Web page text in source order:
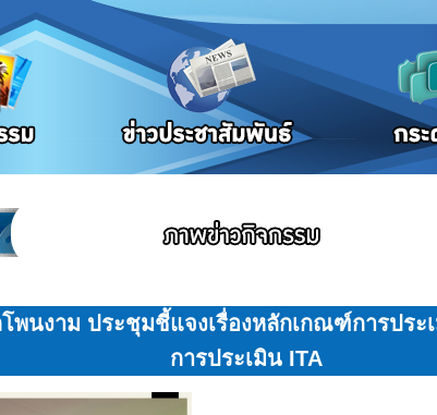
พนงาม ประชุมชี้แจงเรื่องหลักเกณฑ์การประ
การประเมิน ITA